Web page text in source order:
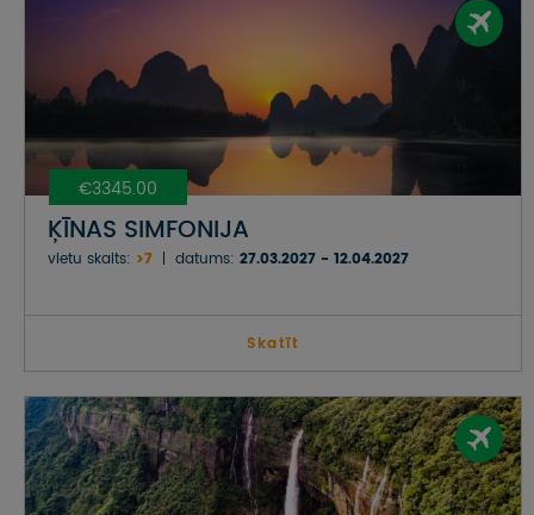
€3345.00
ĶĪNAS SIMFONIJA
vietu skaits: >7 datums: 27.03.2027 - 12.04.2027
Skatīt